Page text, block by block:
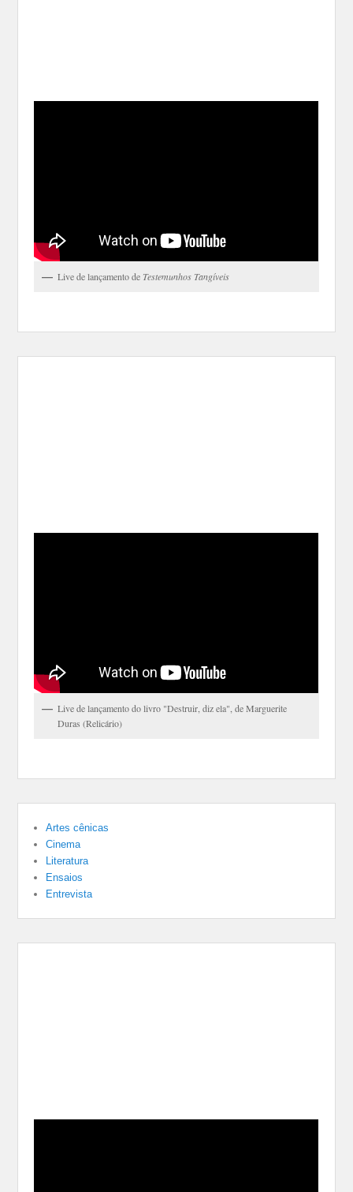
Live de lançamento de Testemunhos Tangíveis
Live de lançamento do livro "Destruir, diz ela", de Marguerite
Duras (Relicário)
Artes cênicas
Cinema
Literatura
Ensaios
Entrevista